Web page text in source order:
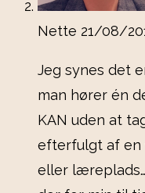
Nette 21/08/
Jeg synes det
man hører én
KAN uden at
efterfulgt af en
eller